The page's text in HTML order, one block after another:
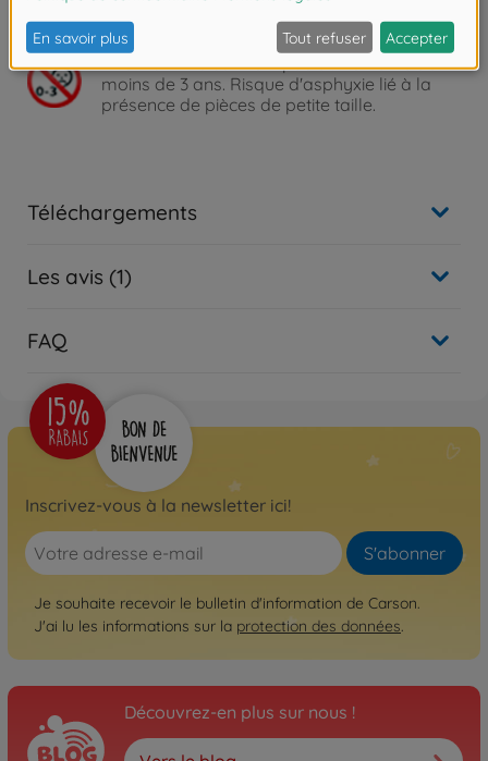
Detailed Plastic Kit
Attention !Ne convient pas aux enfants de
moins de 3 ans. Risque d'asphyxie lié à la
présence de pièces de petite taille.
Téléchargements
Les avis (1)
FAQ
Inscrivez-vous à la newsletter ici!
S'abonner
Je souhaite recevoir le bulletin d'information de Carson.
J'ai lu les informations sur la protection des données.
Découvrez-en plus sur nous !